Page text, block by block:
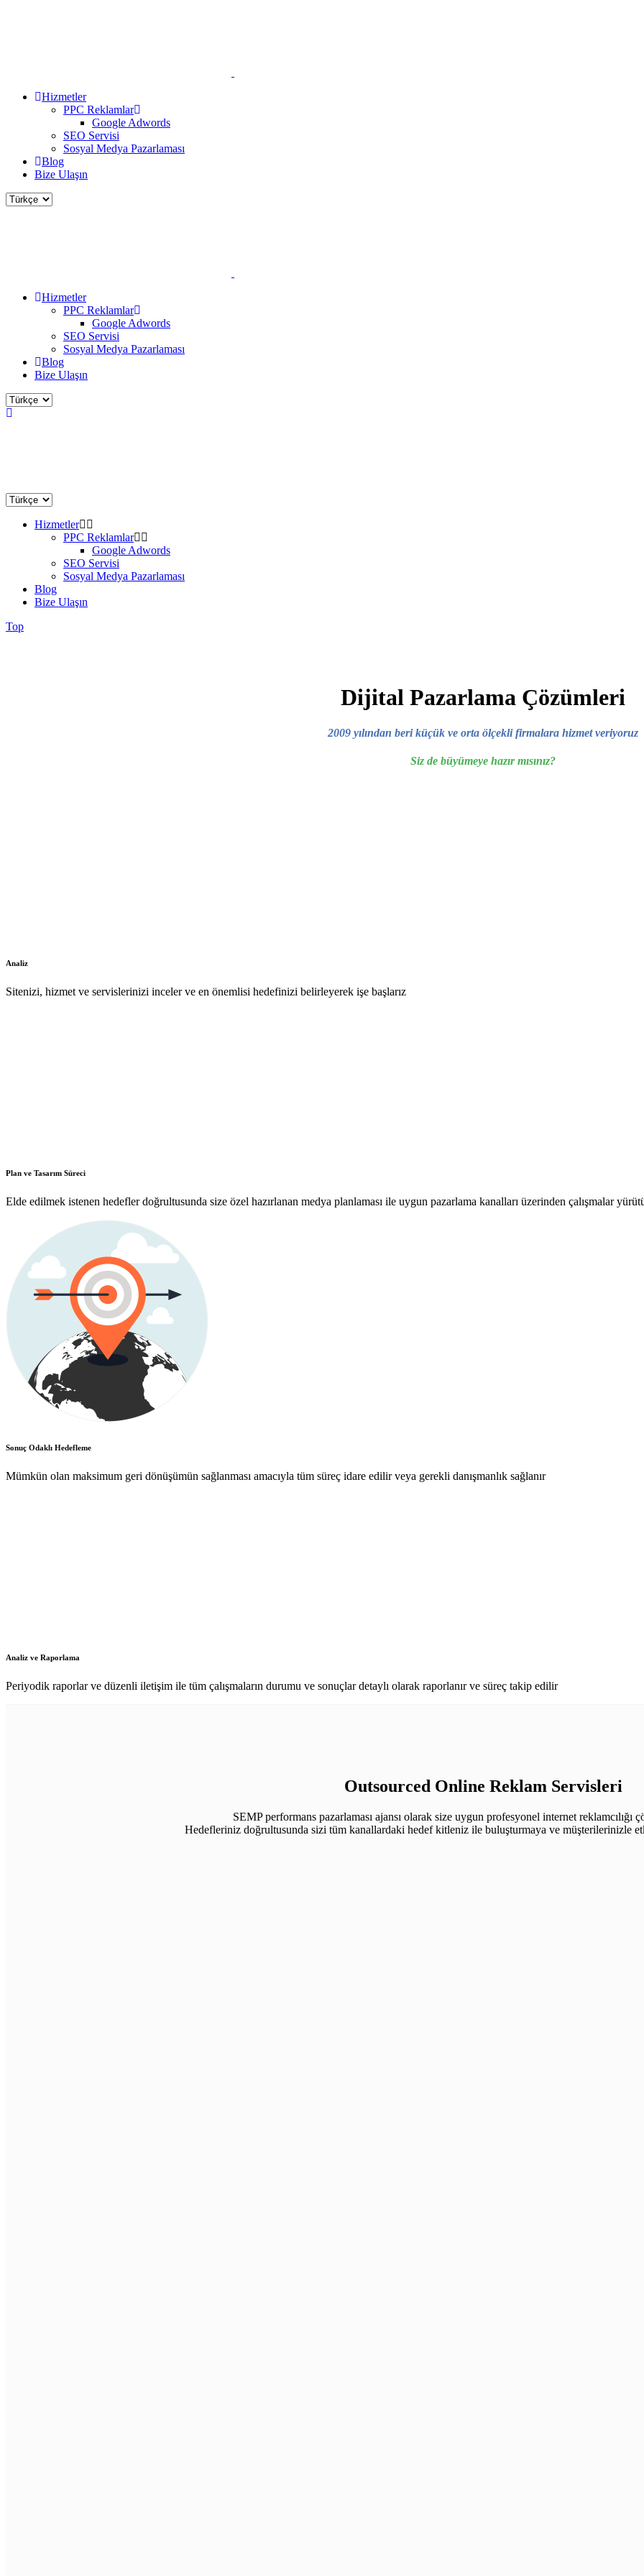
Hizmetler
PPC Reklamlar
Google Adwords
SEO Servisi
Sosyal Medya Pazarlaması
Blog
Bize Ulaşın
Hizmetler
PPC Reklamlar
Google Adwords
SEO Servisi
Sosyal Medya Pazarlaması
Blog
Bize Ulaşın
Hizmetler
PPC Reklamlar
Google Adwords
SEO Servisi
Sosyal Medya Pazarlaması
Blog
Bize Ulaşın
Top
Dijital Pazarlama Çözümleri
2009 yılından beri küçük ve orta ölçekli firmalara hizmet veriyoruz
Siz de büyümeye hazır mısınız?
Analiz
Sitenizi, hizmet ve servislerinizi inceler ve en önemlisi hedefinizi belirleyerek işe başlarız
Plan ve Tasarım Süreci
Elde edilmek istenen hedefler doğrultusunda size özel hazırlanan medya planlaması ile uygun pazarlama kanalları üzerinden çalışmalar
Sonuç Odaklı Hedefleme
Mümkün olan maksimum geri dönüşümün sağlanması amacıyla tüm süreç idare edilir veya gerekli danışmanlık sağlanır
Analiz ve Raporlama
Periyodik raporlar ve düzenli iletişim ile tüm çalışmaların durumu ve sonuçlar detaylı olarak raporlanır ve süreç takip edilir
Outsourced Online Reklam Servisleri
SEMP performans pazarlaması ajansı olarak size uygun profesyonel internet reklamcılığı
Hedefleriniz doğrultusunda sizi tüm kanallardaki hedef kitleniz ile buluşturmaya ve müşterilerinizle